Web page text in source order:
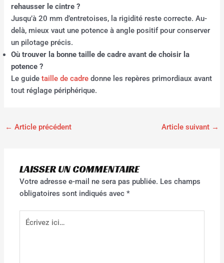
rehausser le cintre ?
Jusqu’à 20 mm d’entretoises, la rigidité reste correcte. Au-
delà, mieux vaut une potence à angle positif pour conserver
un pilotage précis.
Où trouver la bonne taille de cadre avant de choisir la
potence ?
Le guidetaille de cadre donne les repères primordiaux avant
tout réglage périphérique.
← Article précédent Article suivant →
LAISSER UN COMMENTAIRE
Votre adresse e-mail ne sera pas publiée. Les champs
obligatoires sont indiqués avec*
Écrivez
ici…